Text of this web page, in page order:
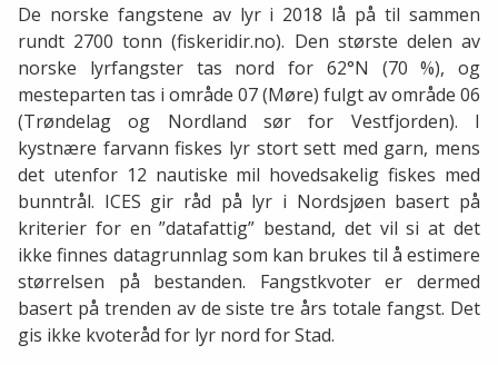
De norske fangstene av lyr i 2018 lå på til sammen
rundt 2700 tonn (fiskeridir.no). Den største delen av
norske lyrfangster tas nord for 62°N (70 %), og
mesteparten tas i område 07 (Møre) fulgt av område 06
(Trøndelag og Nordland sør for Vestfjorden). I
kystnære farvann fiskes lyr stort sett med garn, mens
det utenfor 12 nautiske mil hovedsakelig fiskes med
bunntrål. ICES gir råd på lyr i Nordsjøen basert på
kriterier for en ”datafattig” bestand, det vil si at det
ikke finnes datagrunnlag som kan brukes til å estimere
størrelsen på bestanden. Fangstkvoter er dermed
basert på trenden av de siste tre års totale fangst. Det
gis ikke kvoteråd for lyr nord for Stad.